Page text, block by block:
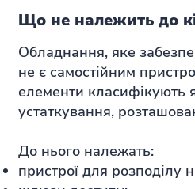
Що не належить до
Обладнання, яке
не є самостійним
елементи класифікують
устаткування,
До нього належать:
пристрої для розподілу